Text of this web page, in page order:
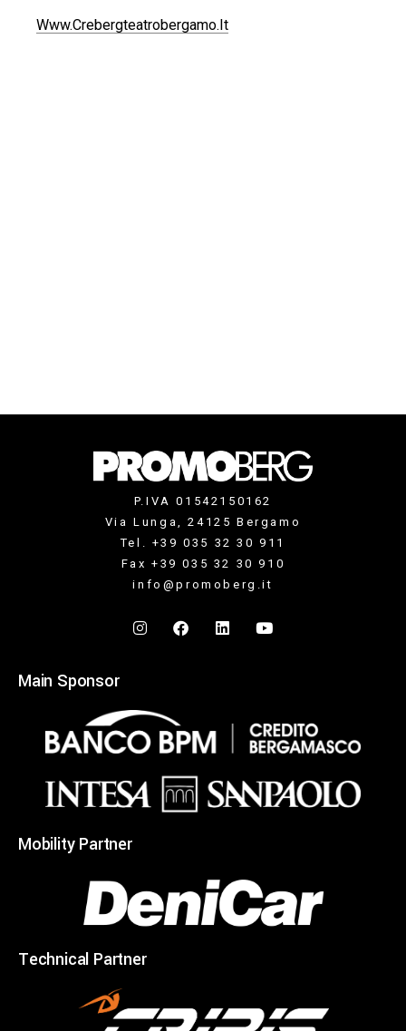
Www.crebergteatrobergamo.it
P.IVA 01542150162
Via Lunga, 24125 Bergamo
Tel. +39 035 32 30 911
Fax +39 035 32 30 910
info@promoberg.it
Main Sponsor
Mobility Partner
Technical Partner